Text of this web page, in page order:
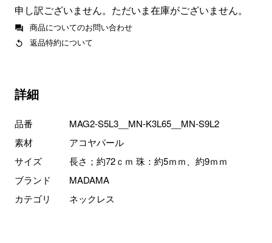
申し訳ございません。ただいま在庫がございません。
商品についてのお問い合わせ
返品特約について
詳細
品番
MAG2-S5L3__MN-K3L65__MN-S9L2
素材
アコヤパール
サイズ
長さ；約72ｃｍ 珠：約5ｍｍ、約9ｍｍ
ブランド
MADAMA
カテゴリ
ネックレス